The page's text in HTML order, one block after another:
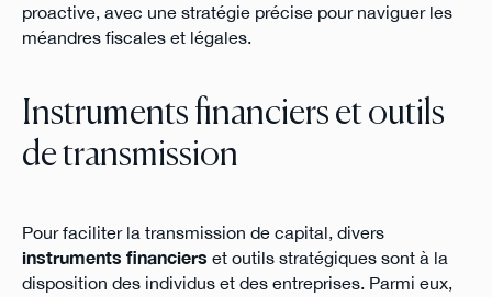
proactive, avec une stratégie précise pour naviguer les
méandres fiscales et légales.
Instruments financiers et outils
de transmission
Pour faciliter la transmission de capital, divers
instruments financiers et outils stratégiques sont à la
disposition des individus et des entreprises. Parmi eux,